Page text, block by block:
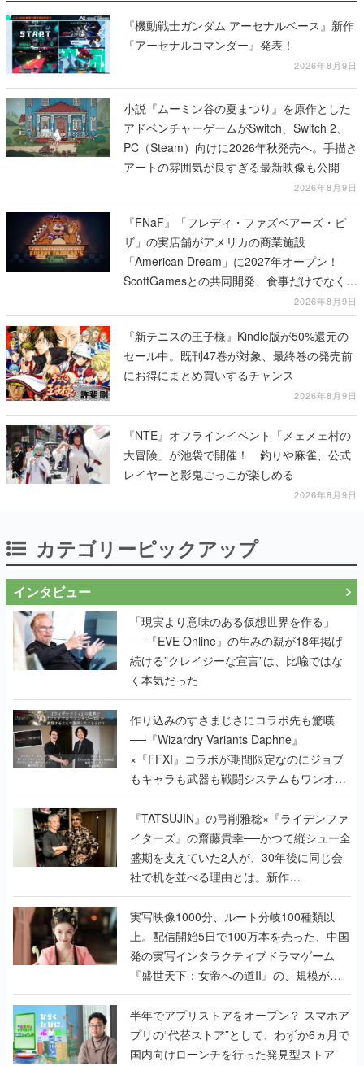
『機動戦士ガンダム アーセナルベース』新作
『アーセナルコマンダー』発表！
2026年8月9日
小説『ムーミン谷の夏まつり』を原作とした
アドベンチャーゲームがSwitch、Switch 2、
PC（Steam）向けに2026年秋発売へ。手描き
アートの雰囲気が良すぎる最新映像も公開
2026年8月9日
『FNaF』「フレディ・ファズベアーズ・ピ
ザ」の実店舗がアメリカの商業施設
「American Dream」に2027年オープン！
ScottGamesとの共同開発、食事だけでなくス
テージショーや没入型のホラー体験も楽しめ
る
2026年8月9日
『新テニスの王子様』Kindle版が50%還元の
セール中。既刊47巻が対象、最終巻の発売前
にお得にまとめ買いするチャンス
2026年8月9日
『NTE』オフラインイベント「メェメェ村の
大冒険」が池袋で開催！ 釣りや麻雀、公式
レイヤーと影鬼ごっこが楽しめる
2026年8月9日
カテゴリーピックアップ
インタビュー
「現実より意味のある仮想世界を作る」
──『EVE Online』の生みの親が18年掲げ
続ける”クレイジーな宣言”は、比喩ではな
く本気だった
作り込みのすさまじさにコラボ先も驚嘆
──『Wizardry Variants Daphne』
×『FFXI』コラボが期間限定なのにジョブ
もキャラも武器も戦闘システムもワンオフ
で作り込まれた理由を両ディレクターに聞
く
『TATSUJIN』の弓削雅稔×『ライデンファ
イターズ』の齋藤貴幸──かつて縦シュー全
盛期を支えていた2人が、30年後に同じ会
社で机を並べる理由とは。新作
『TATSUJIN EXTREME』で初タッグを組
んだレジェンド2人に訊く開発秘話
実写映像1000分、ルート分岐100種類以
上。配信開始5日で100万本を売った、中国
発の実写インタラクティブドラマゲーム
『盛世天下：女帝への道II』の、規模が違
うこだわりをプロデューサーに聞いた
半年でアプリストアをオープン？ スマホア
プリの“代替ストア”として、わずか6ヵ月で
国内向けローンチを行った発見型ストア